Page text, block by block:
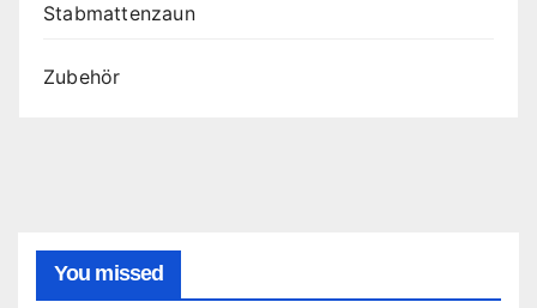
Stabmattenzaun
Zubehör
You missed